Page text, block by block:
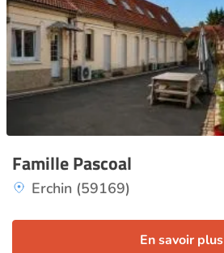
Famille Pascoal
Erchin (59169)
En savoir plus